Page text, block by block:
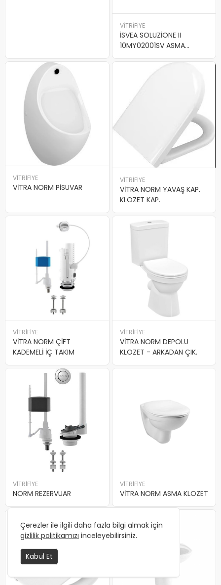
VİTRİFİYE
İSVEA SOLUZİONE II
10MY02001SV ASMA
KLOZET
VİTRİFİYE
VİTRA NORM PİSUVAR
VİTRİFİYE
VİTRA NORM YAVAŞ KAP.
KLOZET KAP.
VİTRİFİYE
VİTRA NORM ÇİFT
KADEMELİ İÇ TAKIM
VİTRİFİYE
VİTRA NORM DEPOLU
KLOZET - ARKADAN ÇIK.
VİTRİFİYE
NORM REZERVUAR
VİTRİFİYE
VİTRA NORM ASMA KLOZET
Çerezler ile ilgili daha fazla bilgi almak için
gizlilik politikamızı inceleyebilirsiniz.
Kabul Et